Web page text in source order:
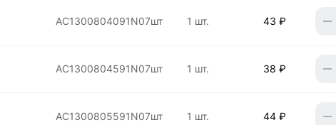
АС1300804091N07шт 1 шт. 43 ₽
АС1300804591N07шт 1 шт. 38 ₽
АС1300805591N07шт 1 шт. 44 ₽